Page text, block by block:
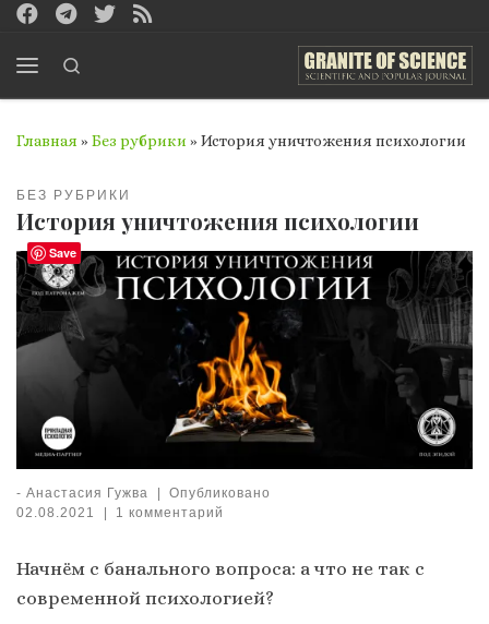
Перейти к содержимому
Главная » Без рубрики » История уничтожения психологии
БЕЗ РУБРИКИ
История уничтожения психологии
- Анастасия Гужва |
Опубликовано
02.08.2021
| 1 комментарий
Начнём с банального вопроса: а что не так с
современной психологией?
Save